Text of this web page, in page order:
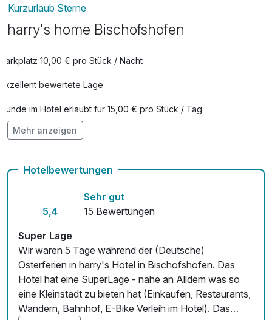
Kurzurlaub Sterne
harry's home Bischofshofen
Parkplatz 10,00 € pro Stück / Nacht
Exzellent bewertete Lage
Hunde im Hotel erlaubt für 15,00 € pro Stück / Tag
Auch vegetarische Speisen
Kostenloses W-LAN
Mit Hotelbar
Mehr anzeigen
Hotelbewertungen
5,4
Sehr gut
15 Bewertungen
Super Lage
Wir waren 5 Tage während der (Deutsche)
Osterferien in harry's Hotel in Bischofshofen. Das
Hotel hat eine SuperLage - nahe an Alldem was so
eine Kleinstadt zu bieten hat (Einkaufen, Restaurants,
Wandern, Bahnhof, E-Bike Verleih im Hotel). Das